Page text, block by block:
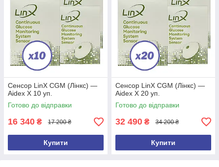
Сенсор LinX CGM (Лінкс) —
Aidex X 10 уп.
Готово до відправки
16 340 ₴ 17 200 ₴
Купити
Сенсор LinX CGM (Лінкс) —
Aidex X 20 уп.
Готово до відправки
32 490 ₴ 34 200 ₴
Купити